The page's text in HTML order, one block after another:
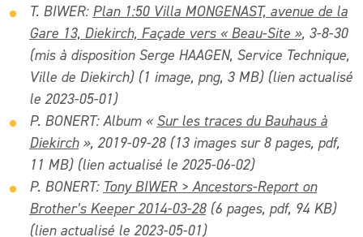
T. BIWER: Plan 1:50 Villa MONGENAST, avenue de la
Gare 13, Diekirch, Façade vers « Beau-Site », 3-8-30
(mis à disposition Serge HAAGEN, Service Technique,
Ville de Diekirch) (1 image, png, 3 MB) (lien actualisé
le 2023-05-01)
P. BONERT:Album « Sur les traces du Bauhaus à
Diekirch», 2019-09-28(13 images sur 8 pages, pdf,
11 MB) (lien actualisé le 2025-06-02)
P. BONERT: Tony BIWER > Ancestors-Report on
Brother’s Keeper 2014-03-28(6 pages, pdf, 94 KB)
(lien actualisé le 2023-05-01)